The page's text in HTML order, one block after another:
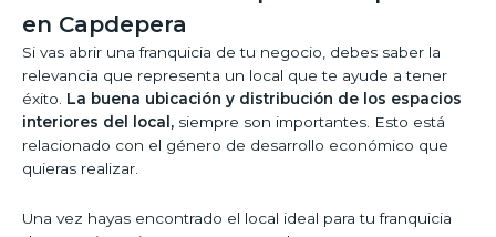
en Capdepera
Si vas abrir una franquicia de tu negocio, debes saber la
relevancia que representa un local que te ayude a tener
éxito. La buena ubicación y distribución de los espacios
interiores del local, siempre son importantes. Esto está
relacionado con el género de desarrollo económico que
quieras realizar.
Una vez hayas encontrado el local ideal para tu franquicia